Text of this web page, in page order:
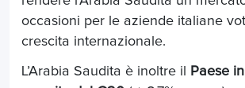
occasioni per le aziende italiane
crescita internazionale.
L’Arabia Saudita è inoltre il
Paese